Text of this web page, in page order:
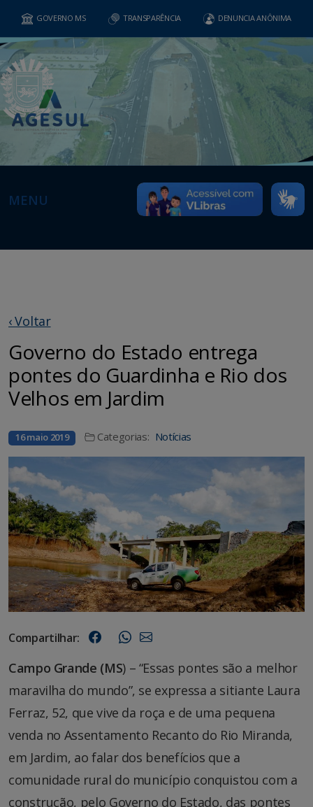
GOVERNO MS TRANSPARÊNCIA DENUNCIA ANÔNIMA
MENU
‹ Voltar
Governo do Estado entrega
pontes do Guardinha e Rio dos
Velhos em Jardim
16 maio 2019 Categorias: Notícias
Compartilhar:
Campo Grande (MS) – “Essas pontes são a melhor
maravilha do mundo”, se expressa a sitiante Laura
Ferraz, 52, que vive da roça e de uma pequena
venda no Assentamento Recanto do Rio Miranda,
em Jardim, ao falar dos benefícios que a
comunidade rural do município conquistou com a
construção, pelo Governo do Estado, das pontes